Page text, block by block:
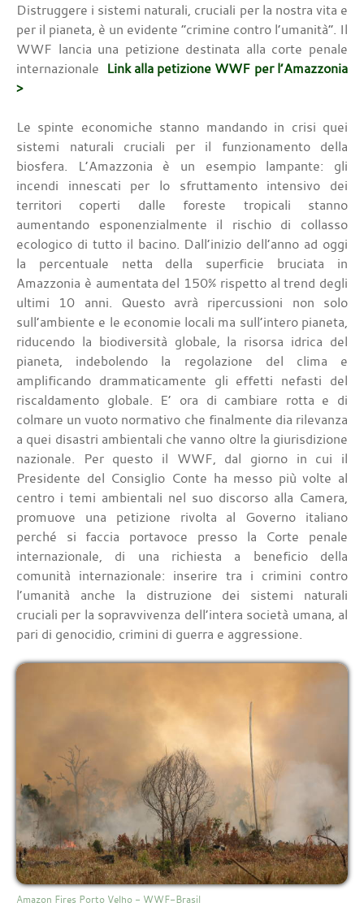
Distruggere i sistemi naturali, cruciali per la nostra vita e
per il pianeta, è un evidente “crimine contro l’umanità“. Il
WWF lancia una petizione destinata alla corte penale
internazionale Link alla petizione WWF per l’Amazzonia
>
Le spinte economiche stanno mandando in crisi quei
sistemi naturali cruciali per il funzionamento della
biosfera. L’Amazzonia è un esempio lampante: gli
incendi innescati per lo sfruttamento intensivo dei
territori coperti dalle foreste tropicali stanno
aumentando esponenzialmente il rischio di collasso
ecologico di tutto il bacino. Dall’inizio dell’anno ad oggi
la percentuale netta della superficie bruciata in
Amazzonia è aumentata del 150% rispetto al trend degli
ultimi 10 anni. Questo avrà ripercussioni non solo
sull’ambiente e le economie locali ma sull’intero pianeta,
riducendo la biodiversità globale, la risorsa idrica del
pianeta, indebolendo la regolazione del clima e
amplificando drammaticamente gli effetti nefasti del
riscaldamento globale. E’ ora di cambiare rotta e di
colmare un vuoto normativo che finalmente dia rilevanza
a quei disastri ambientali che vanno oltre la giurisdizione
nazionale. Per questo il WWF, dal giorno in cui il
Presidente del Consiglio Conte ha messo più volte al
centro i temi ambientali nel suo discorso alla Camera,
promuove una petizione rivolta al Governo italiano
perché si faccia portavoce presso la Corte penale
internazionale, di una richiesta a beneficio della
comunità internazionale: inserire tra i crimini contro
l’umanità anche la distruzione dei sistemi naturali
cruciali per la sopravvivenza dell’intera società umana, al
pari di genocidio, crimini di guerra e aggressione.
Amazon Fires Porto Velho - WWF-Brasil